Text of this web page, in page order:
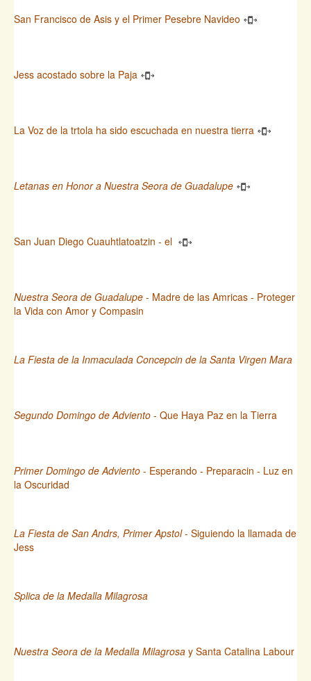
San Francisco de Asis y el Primer Pesebre Navideo
Jess acostado sobre la Paja
La Voz de la trtola ha sido escuchada en nuestra tierra
Letanas en Honor a Nuestra Seora de Guadalupe
San Juan Diego Cuauhtlatoatzin - el
Nuestra Seora de Guadalupe - Madre de las Amricas - Proteger
la Vida con Amor y Compasin
La Fiesta de la Inmaculada Concepcin de la Santa Virgen Mara
Segundo Domingo de Adviento - Que Haya Paz en la Tierra
Primer Domingo de Adviento - Esperando - Preparacin - Luz en
la Oscuridad
La Fiesta de San Andrs, Primer Apstol- Siguiendo la llamada de
Jess
Splica de la Medalla Milagrosa
Nuestra Seora de la Medalla Milagrosa y Santa Catalina Labour